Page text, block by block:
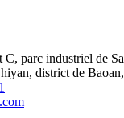
C, parc industriel de
district de